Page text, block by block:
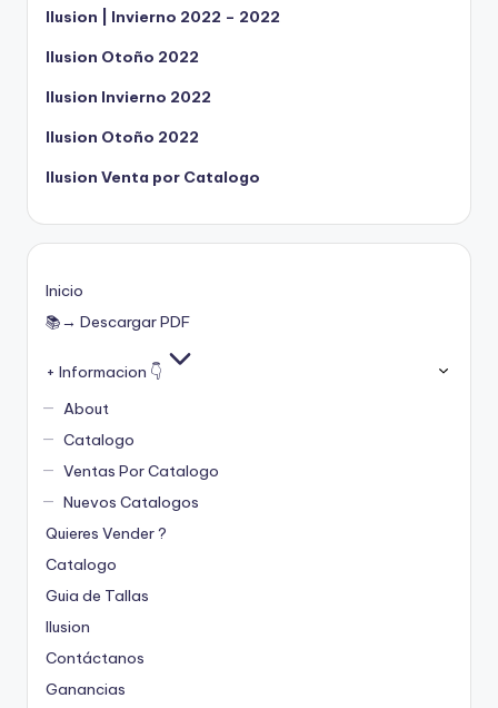
Ilusion | Invierno 2022 – 2022
Ilusion Otoño 2022
Ilusion Invierno 2022
Ilusion Otoño 2022
Ilusion Venta por Catalogo
Inicio
📚→ Descargar PDF
+ Informacion 👇
About
Catalogo
Ventas Por Catalogo
Nuevos Catalogos
Quieres Vender ?
Catalogo
Guia de Tallas
Ilusion
Contáctanos
Ganancias